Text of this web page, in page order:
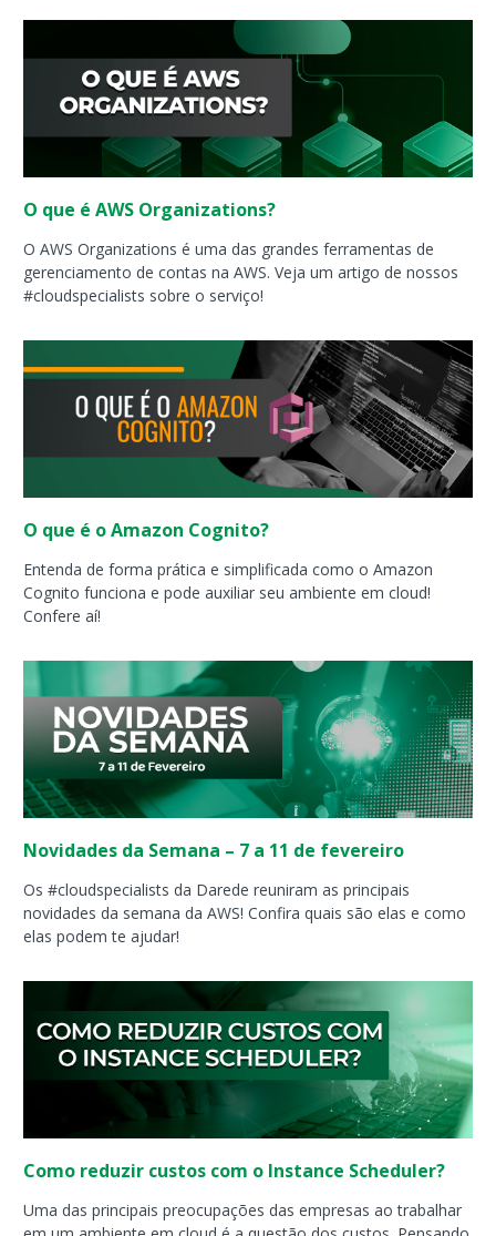
O que é AWS Organizations?
O AWS Organizations é uma das grandes ferramentas de
gerenciamento de contas na AWS. Veja um artigo de nossos
#cloudspecialists sobre o serviço!
O que é o Amazon Cognito?
Entenda de forma prática e simplificada como o Amazon
Cognito funciona e pode auxiliar seu ambiente em cloud!
Confere aí!
Novidades da Semana – 7 a 11 de fevereiro
Os #cloudspecialists da Darede reuniram as principais
novidades da semana da AWS! Confira quais são elas e como
elas podem te ajudar!
Como reduzir custos com o Instance Scheduler?
Uma das principais preocupações das empresas ao trabalhar